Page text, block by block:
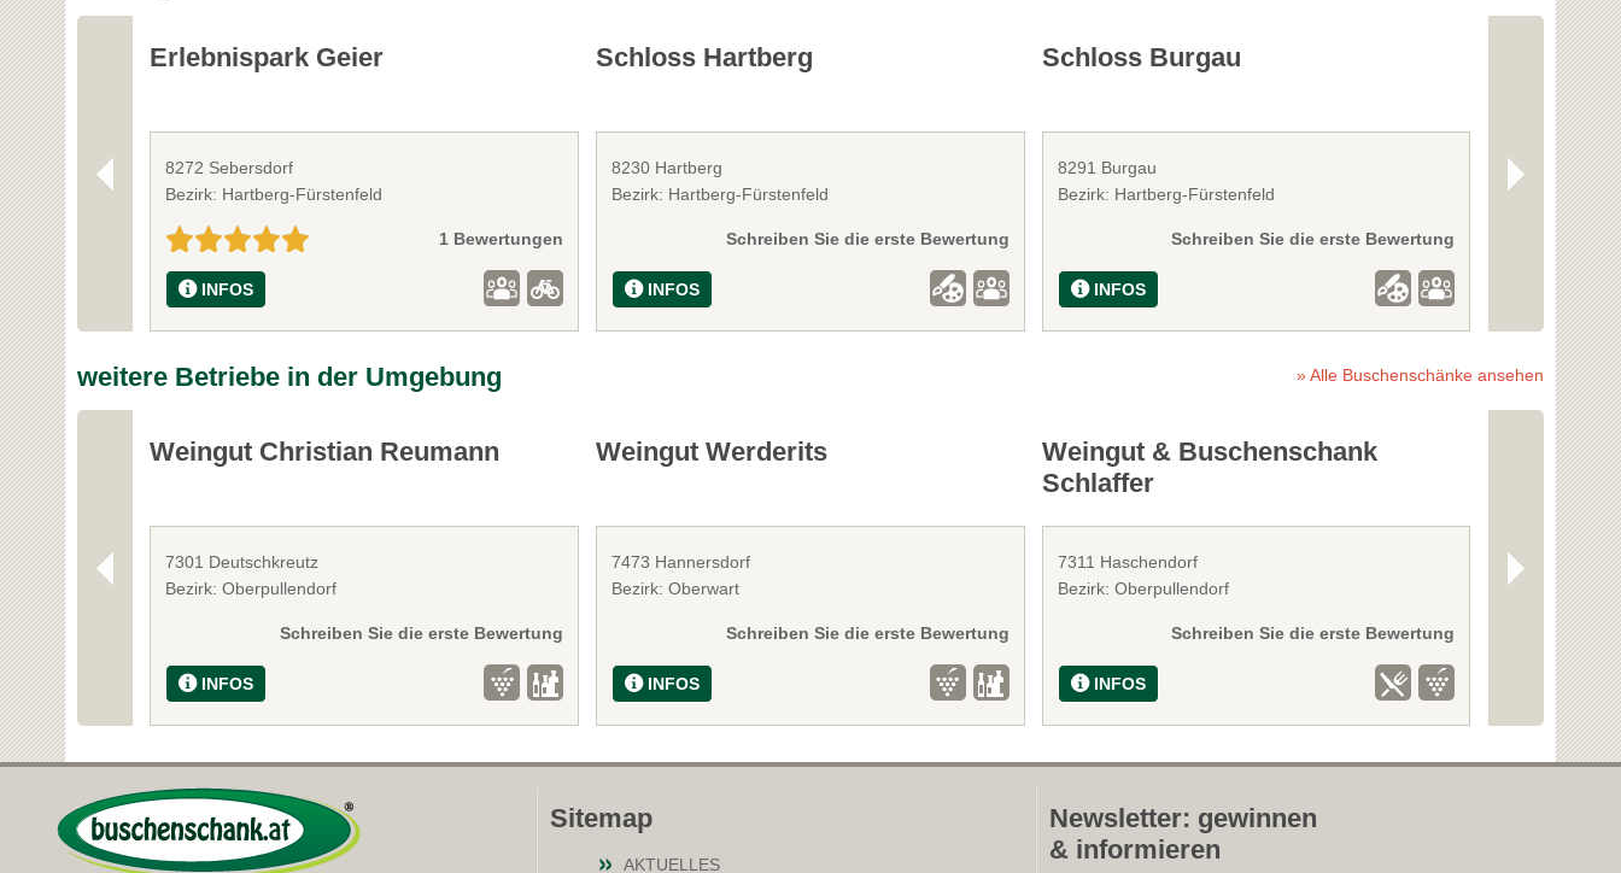
Erlebnispark Geier
8272 Sebersdorf
Bezirk: Hartberg-Fürstenfeld
1 Bewertungen
INFOS
Schloss Hartberg
8230 Hartberg
Bezirk: Hartberg-Fürstenfeld
Schreiben Sie die erste Bewertung
INFOS
Schloss Burgau
8291 Burgau
Bezirk: Hartberg-Fürstenfeld
Schreiben Sie die erste Bewertung
INFOS
8271 Bad
Bezirk:
INFOS
weitere Betriebe in der Umgebung » Alle Buschenschänke ansehen
Weingut Christian Reumann
7301 Deutschkreutz
Bezirk: Oberpullendorf
Schreiben Sie die erste Bewertung
INFOS
Weingut Werderits
7473 Hannersdorf
Bezirk: Oberwart
Schreiben Sie die erste Bewertung
INFOS
Weingut & Buschenschank
Schlaffer
7311 Haschendorf
Bezirk: Oberpullendorf
Schreiben Sie die erste Bewertung
INFOS
Weingut
7321 Raiding
Bezirk:
INFOS
Sitemap
AKTUELLES
Newsletter: gewinnen
& informieren